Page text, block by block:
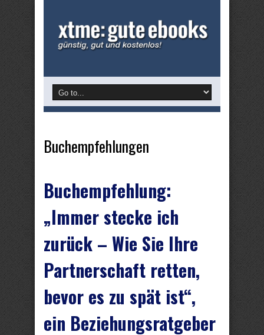
Buchempfehlungen
Buchempfehlung:
„Immer stecke ich
zurück – Wie Sie Ihre
Partnerschaft retten,
bevor es zu spät ist“,
ein Beziehungsratgeber